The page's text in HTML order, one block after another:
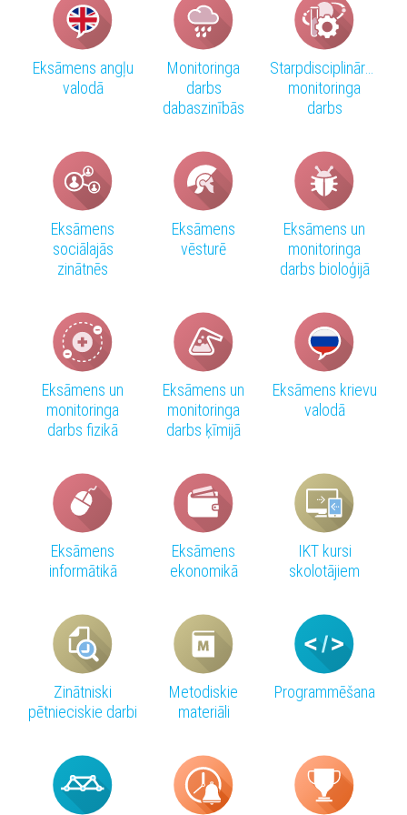
Eksāmens angļu
valodā
Monitoringa
darbs
dabaszinībās
Starpdisciplinārais
monitoringa
darbs
Eksāmens
sociālajās
zinātnēs
Eksāmens
vēsturē
Eksāmens un
monitoringa
darbs bioloģijā
Eksāmens un
monitoringa
darbs fizikā
Eksāmens un
monitoringa
darbs ķīmijā
Eksāmens krievu
valodā
Eksāmens
informātikā
Eksāmens
ekonomikā
IKT kursi
skolotājiem
Zinātniski
pētnieciskie darbi
Metodiskie
materiāli
Programmēšana